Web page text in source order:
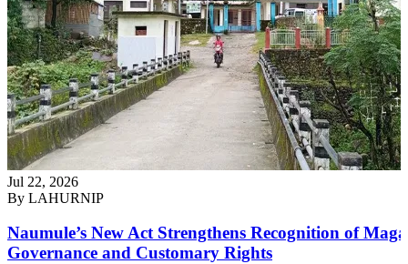
Jul 22, 2026
By LAHURNIP
Naumule’s New Act Strengthens Recognition of
Governance and Customary Rights